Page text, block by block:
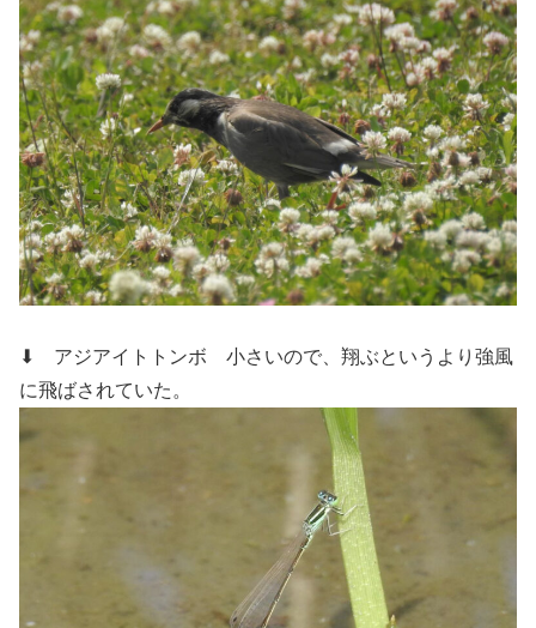
⬇ アジアイトトンボ 小さいので、翔ぶというより強風
に飛ばされていた。